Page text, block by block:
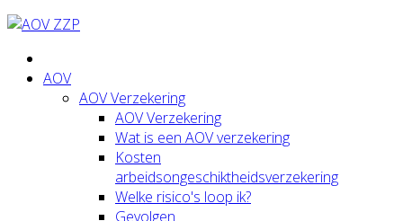
AOV
AOV Verzekering
AOV Verzekering
Wat is een AOV verzekering
Kosten
arbeidsongeschiktheidsverzekering
Welke risico's loop ik?
Gevolgen